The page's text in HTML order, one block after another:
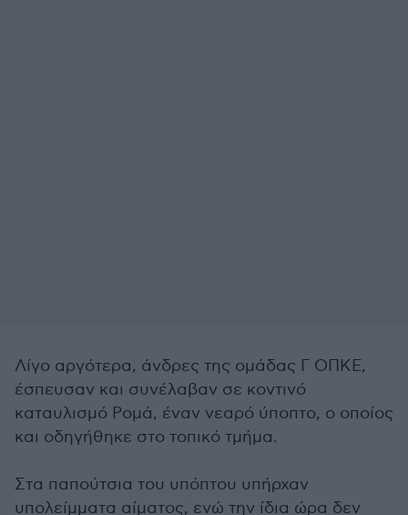
Λίγο αργότερα, άνδρες της ομάδας Γ ΟΠΚΕ,
έσπευσαν και συνέλαβαν σε κοντινό
καταυλισμό Ρομά, έναν νεαρό ύποπτο, ο οποίος
και οδηγήθηκε στο τοπικό τμήμα.
Στα παπούτσια του υπόπτου υπήρχαν
υπολείμματα αίματος, ενώ την ίδια ώρα δεν